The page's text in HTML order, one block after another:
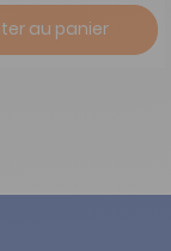
au panier
page